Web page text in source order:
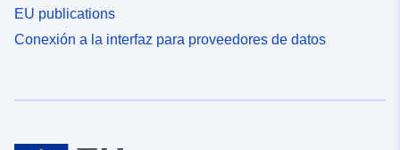
EU publications
Conexión a la interfaz para proveedores de datos